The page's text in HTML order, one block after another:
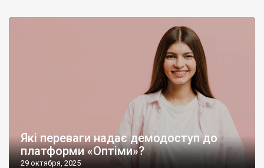
Які переваги надає демодоступ до
платформи «Оптіми»?
29 октября, 2025